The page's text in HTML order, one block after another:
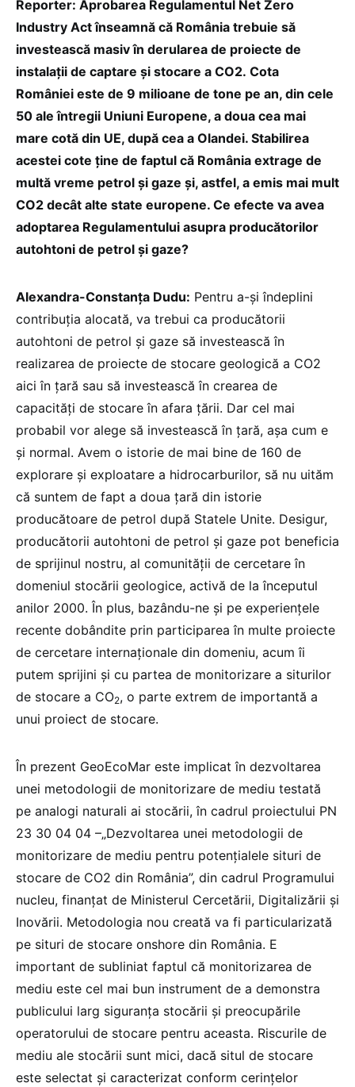
Reporter: Aprobarea Regulamentul Net Zero
Industry Act înseamnă că România trebuie să
investească masiv în derularea de proiecte de
instalații de captare și stocare a CO2. Cota
României este de 9 milioane de tone pe an, din cele
50 ale întregii Uniuni Europene, a doua cea mai
mare cotă din UE, după cea a Olandei. Stabilirea
acestei cote ține de faptul că România extrage de
multă vreme petrol și gaze și, astfel, a emis mai mult
CO2 decât alte state europene. Ce efecte va avea
adoptarea Regulamentului asupra producătorilor
autohtoni de petrol și gaze?
Alexandra-Constanța Dudu: Pentru a-și îndeplini
contribuția alocată, va trebui ca producătorii
autohtoni de petrol și gaze să investească în
realizarea de proiecte de stocare geologică a CO2
aici în țară sau să investească în crearea de
capacități de stocare în afara țării. Dar cel mai
probabil vor alege să investească în țară, așa cum e
și normal. Avem o istorie de mai bine de 160 de
explorare și exploatare a hidrocarburilor, să nu uităm
că suntem de fapt a doua țară din istorie
producătoare de petrol după Statele Unite. Desigur,
producătorii autohtoni de petrol și gaze pot beneficia
de sprijinul nostru, al comunității de cercetare în
domeniul stocării geologice, activă de la începutul
anilor 2000. În plus, bazându-ne și pe experiențele
recente dobândite prin participarea în multe proiecte
de cercetare internaționale din domeniu, acum îi
putem sprijini și cu partea de monitorizare a siturilor
de stocare a CO2, o parte extrem de importantă a
unui proiect de stocare.
În prezent GeoEcoMar este implicat în dezvoltarea
unei metodologii de monitorizare de mediu testată
pe analogi naturali ai stocării, în cadrul proiectului PN
23 30 04 04 –„Dezvoltarea unei metodologii de
monitorizare de mediu pentru potențialele situri de
stocare de CO2 din România”, din cadrul Programului
nucleu, finanțat de Ministerul Cercetării, Digitalizării și
Inovării. Metodologia nou creată va fi particularizată
pe situri de stocare onshore din România. E
important de subliniat faptul că monitorizarea de
mediu este cel mai bun instrument de a demonstra
publicului larg siguranța stocării și preocupările
operatorului de stocare pentru aceasta. Riscurile de
mediu ale stocării sunt mici, dacă situl de stocare
este selectat și caracterizat conform cerințelor